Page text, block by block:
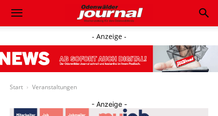
- Anzeige -
Start Veranstaltungen
- Anzeige -